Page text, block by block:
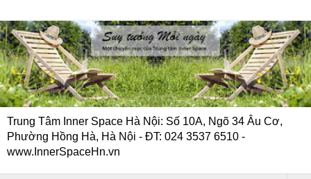
Trung Tâm Inner Space Hà Nội: Số 10A, Ngõ 34 Âu Cơ,
Phường Hồng Hà, Hà Nội - ĐT: 024 3537 6510 -
www.InnerSpaceHn.vn